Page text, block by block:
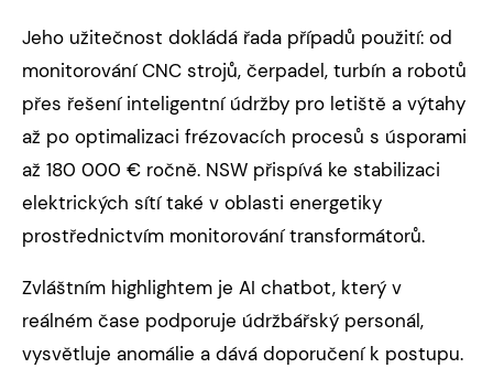
Jeho užitečnost dokládá řada případů použití: od
monitorování CNC strojů, čerpadel, turbín a robotů
přes řešení inteligentní údržby pro letiště a výtahy
až po optimalizaci frézovacích procesů s úsporami
až 180 000 € ročně. NSW přispívá ke stabilizaci
elektrických sítí také v oblasti energetiky
prostřednictvím monitorování transformátorů.
Zvláštním highlightem je AI chatbot, který v
reálném čase podporuje údržbářský personál,
vysvětluje anomálie a dává doporučení k postupu.